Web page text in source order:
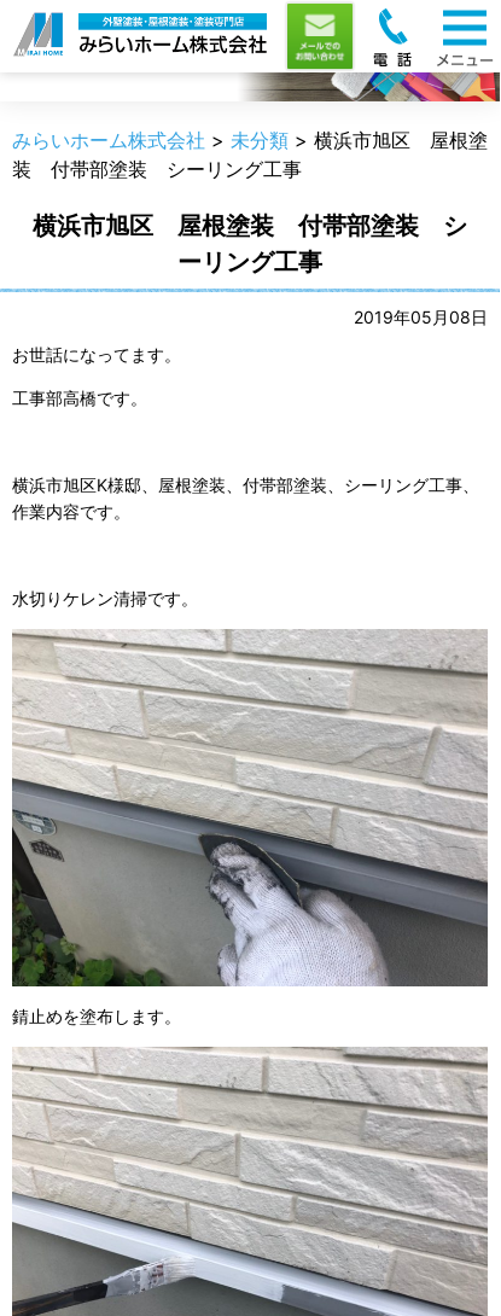
職人のうんちく
みらいホーム株式会社 > 未分類 > 横浜市旭区 屋根塗
装 付帯部塗装 シーリング工事
横浜市旭区 屋根塗装 付帯部塗装 シ
ーリング工事
2019年05月08日
お世話になってます。
工事部高橋です。
横浜市旭区K様邸、屋根塗装、付帯部塗装、シーリング工事、
作業内容です。
水切りケレン清掃です。
錆止めを塗布します。